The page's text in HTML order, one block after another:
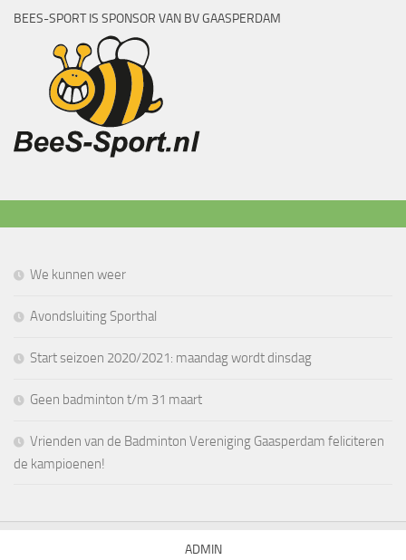
BEES-SPORT IS SPONSOR VAN BV GAASPERDAM
We kunnen weer
Avondsluiting Sporthal
Start seizoen 2020/2021: maandag wordt dinsdag
Geen badminton t/m 31 maart
Vrienden van de Badminton Vereniging Gaasperdam feliciteren
de kampioenen!
ADMIN